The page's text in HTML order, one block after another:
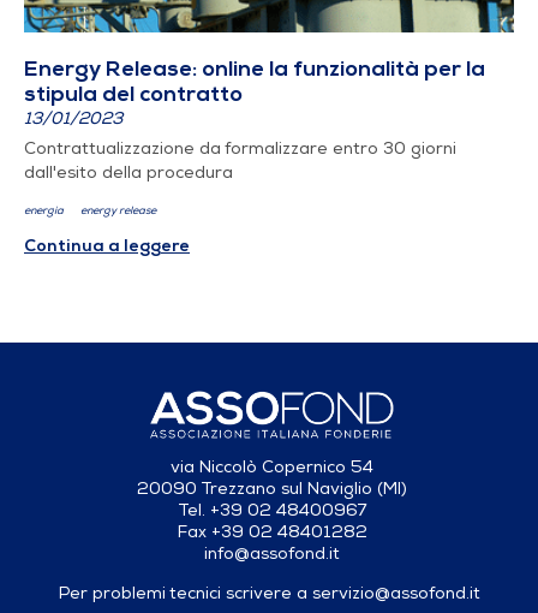
Energy Release: online la funzionalità per la
stipula del contratto
13/01/2023
Contrattualizzazione da formalizzare entro 30 giorni
dall'esito della procedura
energia energy release
Continua a leggere
via Niccolò Copernico 54
20090 Trezzano sul Naviglio (MI)
Tel. +39 02 48400967
Fax +39 02 48401282
info@assofond.it
Per problemi tecnici scrivere a servizio@assofond.it